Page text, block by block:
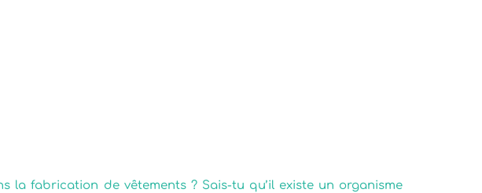
la fabrication de vêtements ? Sais-tu qu’il existe un organisme